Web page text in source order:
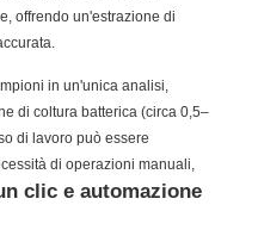
offrendo un'estrazione di
in un'unica analisi,
di coltura batterica (circa 0,5–
di lavoro può essere
di operazioni manuali,
clic e automazione